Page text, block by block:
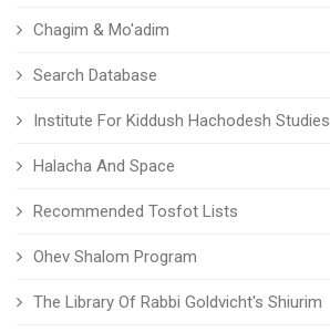
Chagim & Mo'adim
Search Database
Institute For Kiddush Hachodesh Studies
Halacha And Space
Recommended Tosfot Lists
Ohev Shalom Program
The Library Of Rabbi Goldvicht's Shiurim